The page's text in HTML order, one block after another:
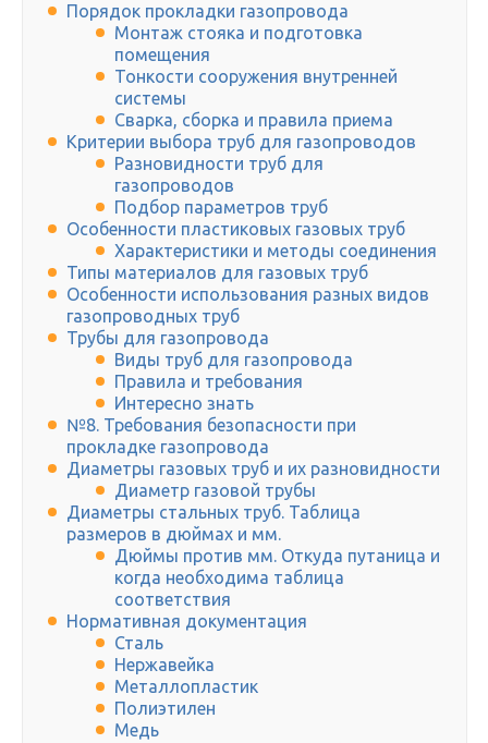
Порядок прокладки газопровода
Монтаж стояка и подготовка
помещения
Тонкости сооружения внутренней
системы
Сварка, сборка и правила приема
Критерии выбора труб для газопроводов
Разновидности труб для
газопроводов
Подбор параметров труб
Особенности пластиковых газовых труб
Характеристики и методы соединения
Типы материалов для газовых труб
Особенности использования разных видов
газопроводных труб
Трубы для газопровода
Виды труб для газопровода
Правила и требования
Интересно знать
№8. Требования безопасности при
прокладке газопровода
Диаметры газовых труб и их разновидности
Диаметр газовой трубы
Диаметры стальных труб. Таблица
размеров в дюймах и мм.
Дюймы против мм. Откуда путаница и
когда необходима таблица
соответствия
Нормативная документация
Сталь
Нержавейка
Металлопластик
Полиэтилен
Медь